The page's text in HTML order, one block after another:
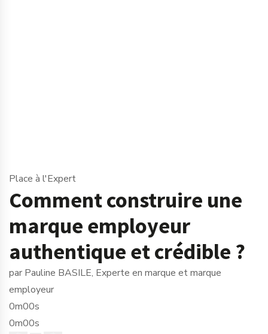
Place à l'Expert
Comment construire une
marque employeur
authentique et crédible ?
par Pauline BASILE, Experte en marque et marque
employeur
0m00s
0m00s